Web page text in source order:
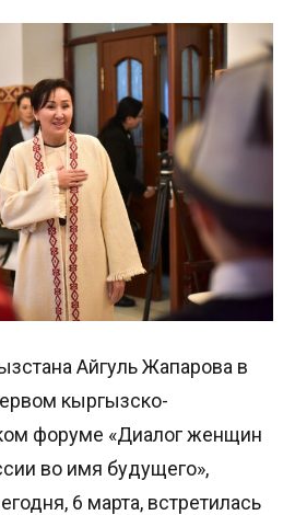
Айгуль Жапарова в
кыргызско-
форуме «Диалог женщин
во имя будущего»,
6 марта, встретилась